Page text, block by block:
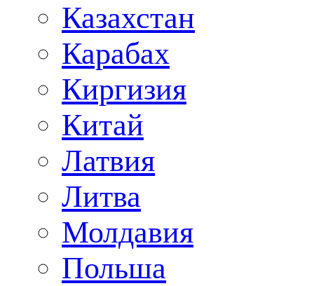
Казахстан
Карабах
Киргизия
Китай
Латвия
Литва
Молдавия
Польша